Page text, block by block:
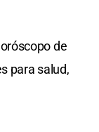
de
para salud,